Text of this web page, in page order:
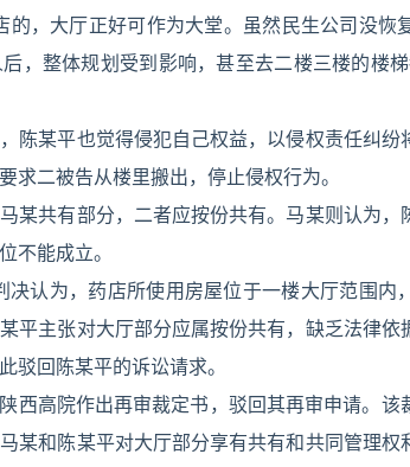
的，大厅正好可作为大堂。虽然民生公司没恢
，整体规划受到影响，甚至去二楼三楼的楼
陈某平也觉得侵犯自己权益，以侵权责任纠
求二被告从楼里搬出，停止侵权行为。
某共有部分，二者应按份共有。马某则认为
不能成立。
认为，药店所使用房屋位于一楼大厅范围内
平主张对大厅部分应属按份共有，缺乏法律依
驳回陈某平的诉讼请求。
西高院作出再审裁定书，驳回其再审申请。
某和陈某平对大厅部分享有共有和共同管理权